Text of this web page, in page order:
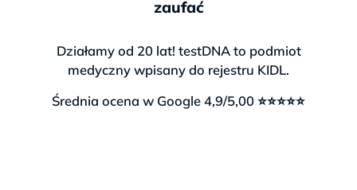
zaufać
Działamy od 20 lat! testDNA to podmiot
medyczny wpisany do rejestru KIDL.
Średnia ocena w Google 4,9/5,00 ⭐⭐⭐⭐⭐